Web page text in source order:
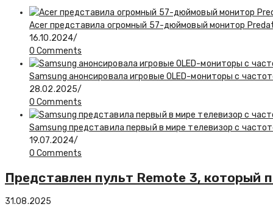
Acer представила огромный 57-дюймовый монитор
16.10.2024/
0 Comments
Samsung анонсировала игровые OLED-мониторы с
28.02.2025/
0 Comments
Samsung представила первый в мире телевизор с
19.07.2024/
0 Comments
Представлен пульт Remote 3, который
31.08.2025